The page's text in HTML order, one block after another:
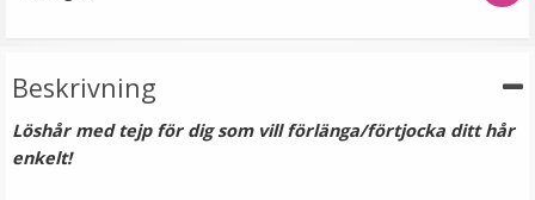
Beskrivning
Löshår med tejp för dig som vill förlänga/förtjocka ditt hår
enkelt!